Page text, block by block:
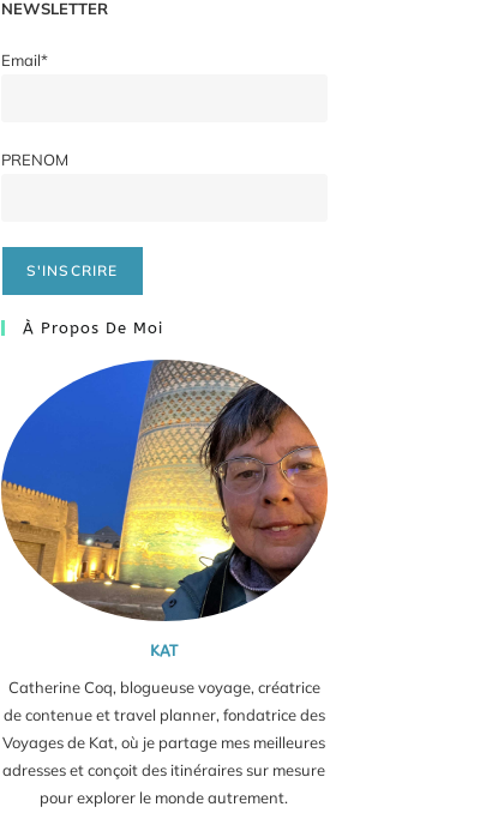
NEWSLETTER
Email*
PRENOM
À Propos De Moi
KAT
Catherine Coq, blogueuse voyage, créatrice
de contenue et travel planner, fondatrice des
Voyages de Kat, où je partage mes meilleures
adresses et conçoit des itinéraires sur mesure
pour explorer le monde autrement.